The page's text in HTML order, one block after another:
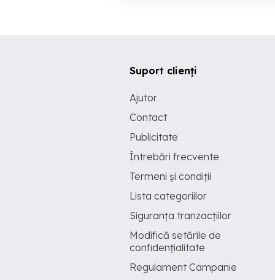
Suport clienți
Ajutor
Contact
Publicitate
Întrebări frecvente
Termeni și condiții
Lista categoriilor
Siguranța tranzacțiilor
Modifică setările de
confidențialitate
Regulament Campanie